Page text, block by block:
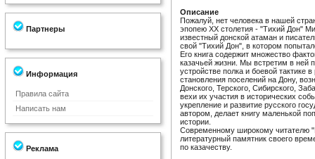
Партнеры
Информация
Правила сайта
Написать нам
Реклама
Описание
Пожалуй, нет человека в нашей
эпопею XX столетия - "Тихий Дон"
известный донской атаман и
свой "Тихий Дон", в котором
Его книга содержит множество
казачьей жизни. Мы встретим в ней
устройстве полка и боевой тактике
становления поселений на Дону,
Донского, Терского, Сибирского,
вехи их участия в исторических
укрепление и развитие русского
автором, делает книгу маленькой
истории.
Современному широкому читателю
литературный памятник своего
по казачеству.